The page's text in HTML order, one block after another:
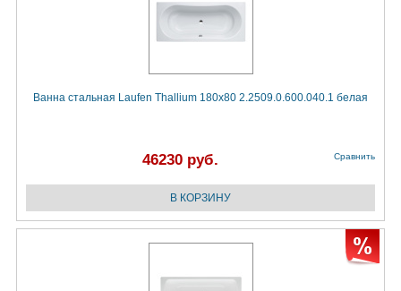
Ванна стальная Laufen Thallium 180x80 2.2509.0.600.040.1 белая
46230 руб. Сравнить